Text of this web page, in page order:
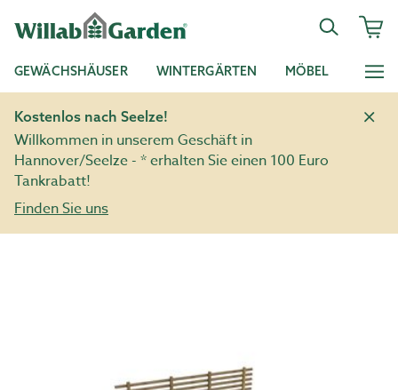
GEWÄCHSHÄUSER WINTERGÄRTEN MÖBEL
Kostenlos nach Seelze!
Willkommen in unserem Geschäft in
Hannover/Seelze - * erhalten Sie einen 100 Euro
Tankrabatt!
Finden Sie uns